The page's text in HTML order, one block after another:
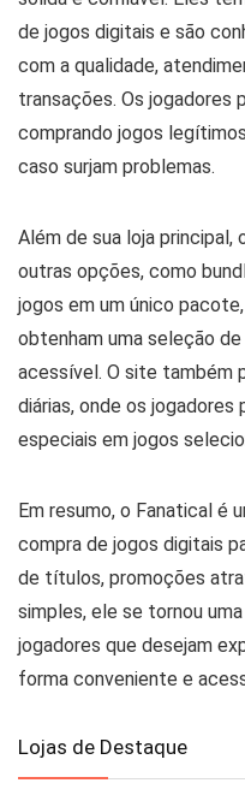
de jogos digitais e são
com a qualidade,
transações. Os jogadores
comprando jogos
caso surjam problemas.
Além de sua loja
outras opções, como
jogos em um único
obtenham uma seleção
acessível. O site também
diárias, onde os
especiais em jogos
Em resumo, o Fanatical é
compra de jogos digitais
de títulos, promoções
simples, ele se tornou
jogadores que desejam
forma conveniente e
Lojas de Destaque